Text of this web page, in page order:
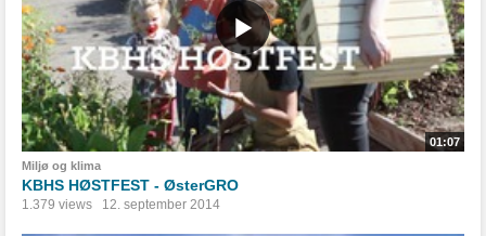
01:07
Miljø og klima
KBHS HØSTFEST - ØsterGRO
1.379 views 12. september 2014